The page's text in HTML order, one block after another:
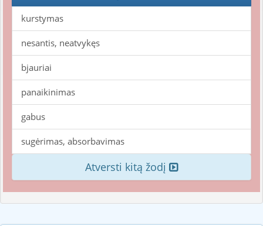
kurstymas
nesantis, neatvykęs
bjauriai
panaikinimas
gabus
sugėrimas, absorbavimas
Atversti kitą žodį